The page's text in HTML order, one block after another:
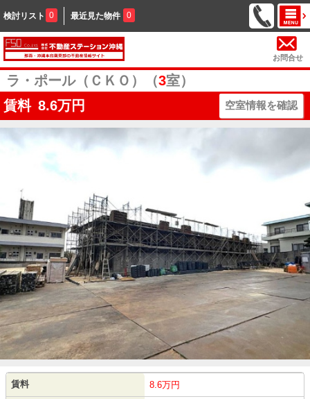
検討リスト 0 最近見た物件 0
お問合せ
ラ・ポール（ＣＫＯ）（3室）
賃料 8.6万円 空室情報を確認
賃料 8.6万円